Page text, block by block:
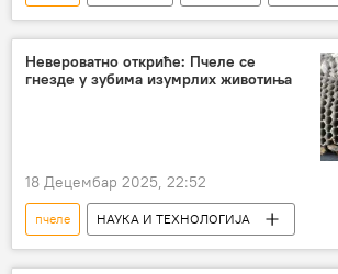
Невероватно откриће: Пчеле се
гнезде у зубима изумрлих животиња
18 Децембар 2025, 22:52
пчеле
НАУКА И ТЕХНОЛОГИЈА
Наука и технологија
Археологија